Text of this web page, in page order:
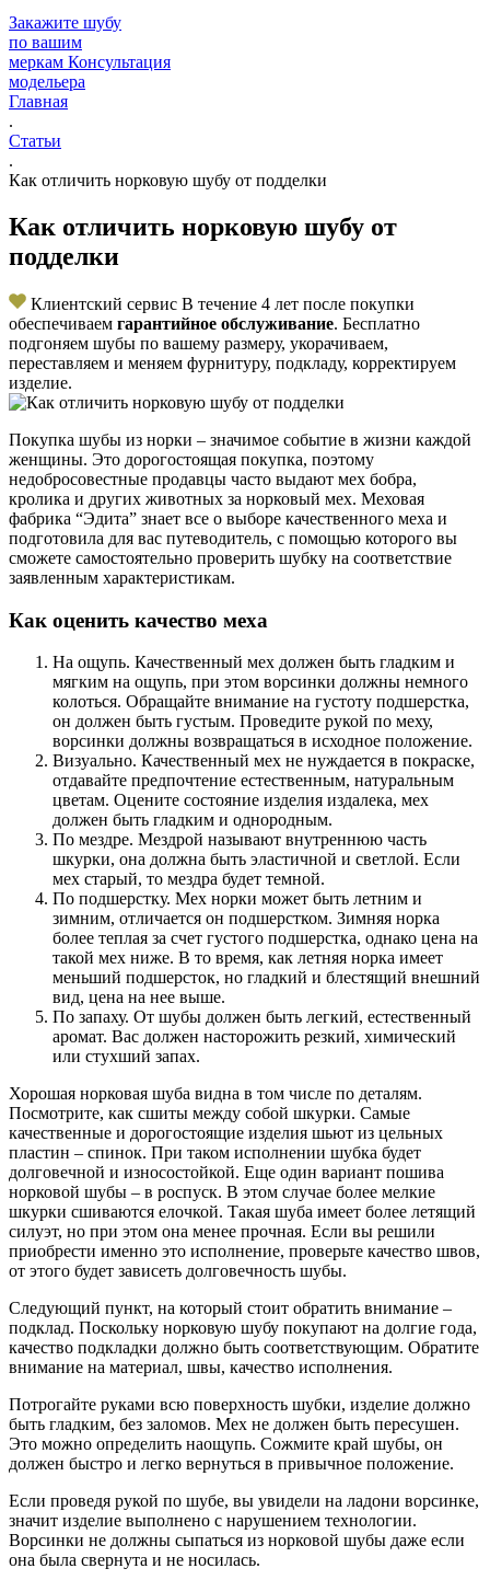
Закажите шубу
по вашим
меркам Консультация
модельера
Главная
.
Статьи
.
Как отличить норковую шубу от подделки
Как отличить норковую шубу от
подделки
Клиентский сервис В течение 4 лет после покупки
обеспечиваем гарантийное обслуживание. Бесплатно
подгоняем шубы по вашему размеру, укорачиваем,
переставляем и меняем фурнитуру, подкладу, корректируем
изделие.
Покупка шубы из норки – значимое событие в жизни каждой
женщины. Это дорогостоящая покупка, поэтому
недобросовестные продавцы часто выдают мех бобра,
кролика и других животных за норковый мех. Меховая
фабрика “Эдита” знает все о выборе качественного меха и
подготовила для вас путеводитель, с помощью которого вы
сможете самостоятельно проверить шубку на соответствие
заявленным характеристикам.
Как оценить качество меха
На ощупь. Качественный мех должен быть гладким и
мягким на ощупь, при этом ворсинки должны немного
колоться. Обращайте внимание на густоту подшерстка,
он должен быть густым. Проведите рукой по меху,
ворсинки должны возвращаться в исходное положение.
Визуально. Качественный мех не нуждается в покраске,
отдавайте предпочтение естественным, натуральным
цветам. Оцените состояние изделия издалека, мех
должен быть гладким и однородным.
По мездре. Мездрой называют внутреннюю часть
шкурки, она должна быть эластичной и светлой. Если
мех старый, то мездра будет темной.
По подшерстку. Мех норки может быть летним и
зимним, отличается он подшерстком. Зимняя норка
более теплая за счет густого подшерстка, однако цена на
такой мех ниже. В то время, как летняя норка имеет
меньший подшерсток, но гладкий и блестящий внешний
вид, цена на нее выше.
По запаху. От шубы должен быть легкий, естественный
аромат. Вас должен насторожить резкий, химический
или стухший запах.
Хорошая норковая шуба видна в том числе по деталям.
Посмотрите, как сшиты между собой шкурки. Самые
качественные и дорогостоящие изделия шьют из цельных
пластин – спинок. При таком исполнении шубка будет
долговечной и износостойкой. Еще один вариант пошива
норковой шубы – в роспуск. В этом случае более мелкие
шкурки сшиваются елочкой. Такая шуба имеет более летящий
силуэт, но при этом она менее прочная. Если вы решили
приобрести именно это исполнение, проверьте качество швов,
от этого будет зависеть долговечность шубы.
Следующий пункт, на который стоит обратить внимание –
подклад. Поскольку норковую шубу покупают на долгие года,
качество подкладки должно быть соответствующим. Обратите
внимание на материал, швы, качество исполнения.
Потрогайте руками всю поверхность шубки, изделие должно
быть гладким, без заломов. Мех не должен быть пересушен.
Это можно определить наощупь. Сожмите край шубы, он
должен быстро и легко вернуться в привычное положение.
Если проведя рукой по шубе, вы увидели на ладони ворсинке,
значит изделие выполнено с нарушением технологии.
Ворсинки не должны сыпаться из норковой шубы даже если
она была свернута и не носилась.